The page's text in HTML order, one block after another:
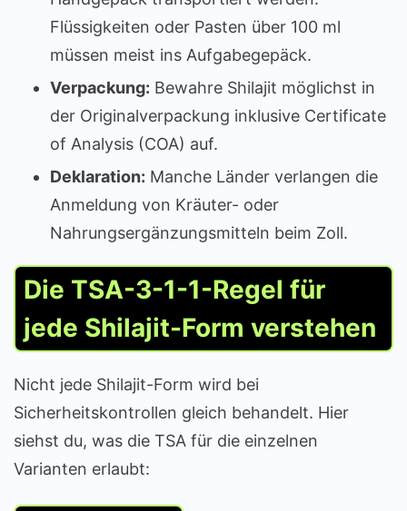
Flüssigkeiten oder Pasten über 100 ml
müssen meist ins Aufgabegepäck.
Verpackung: Bewahre Shilajit möglichst in
der Originalverpackung inklusive Certificate
of Analysis (COA) auf.
Deklaration: Manche Länder verlangen die
Anmeldung von Kräuter- oder
Nahrungsergänzungsmitteln beim Zoll.
Die TSA-3-1-1-Regel für
jede Shilajit-Form verstehen
Nicht jede Shilajit-Form wird bei
Sicherheitskontrollen gleich behandelt. Hier
siehst du, was die TSA für die einzelnen
Varianten erlaubt: